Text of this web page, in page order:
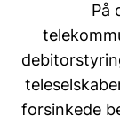
På
forsinkede